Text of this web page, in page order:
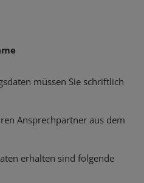
müssen Sie schriftlich
Ansprechpartner aus dem
erhalten sind folgende